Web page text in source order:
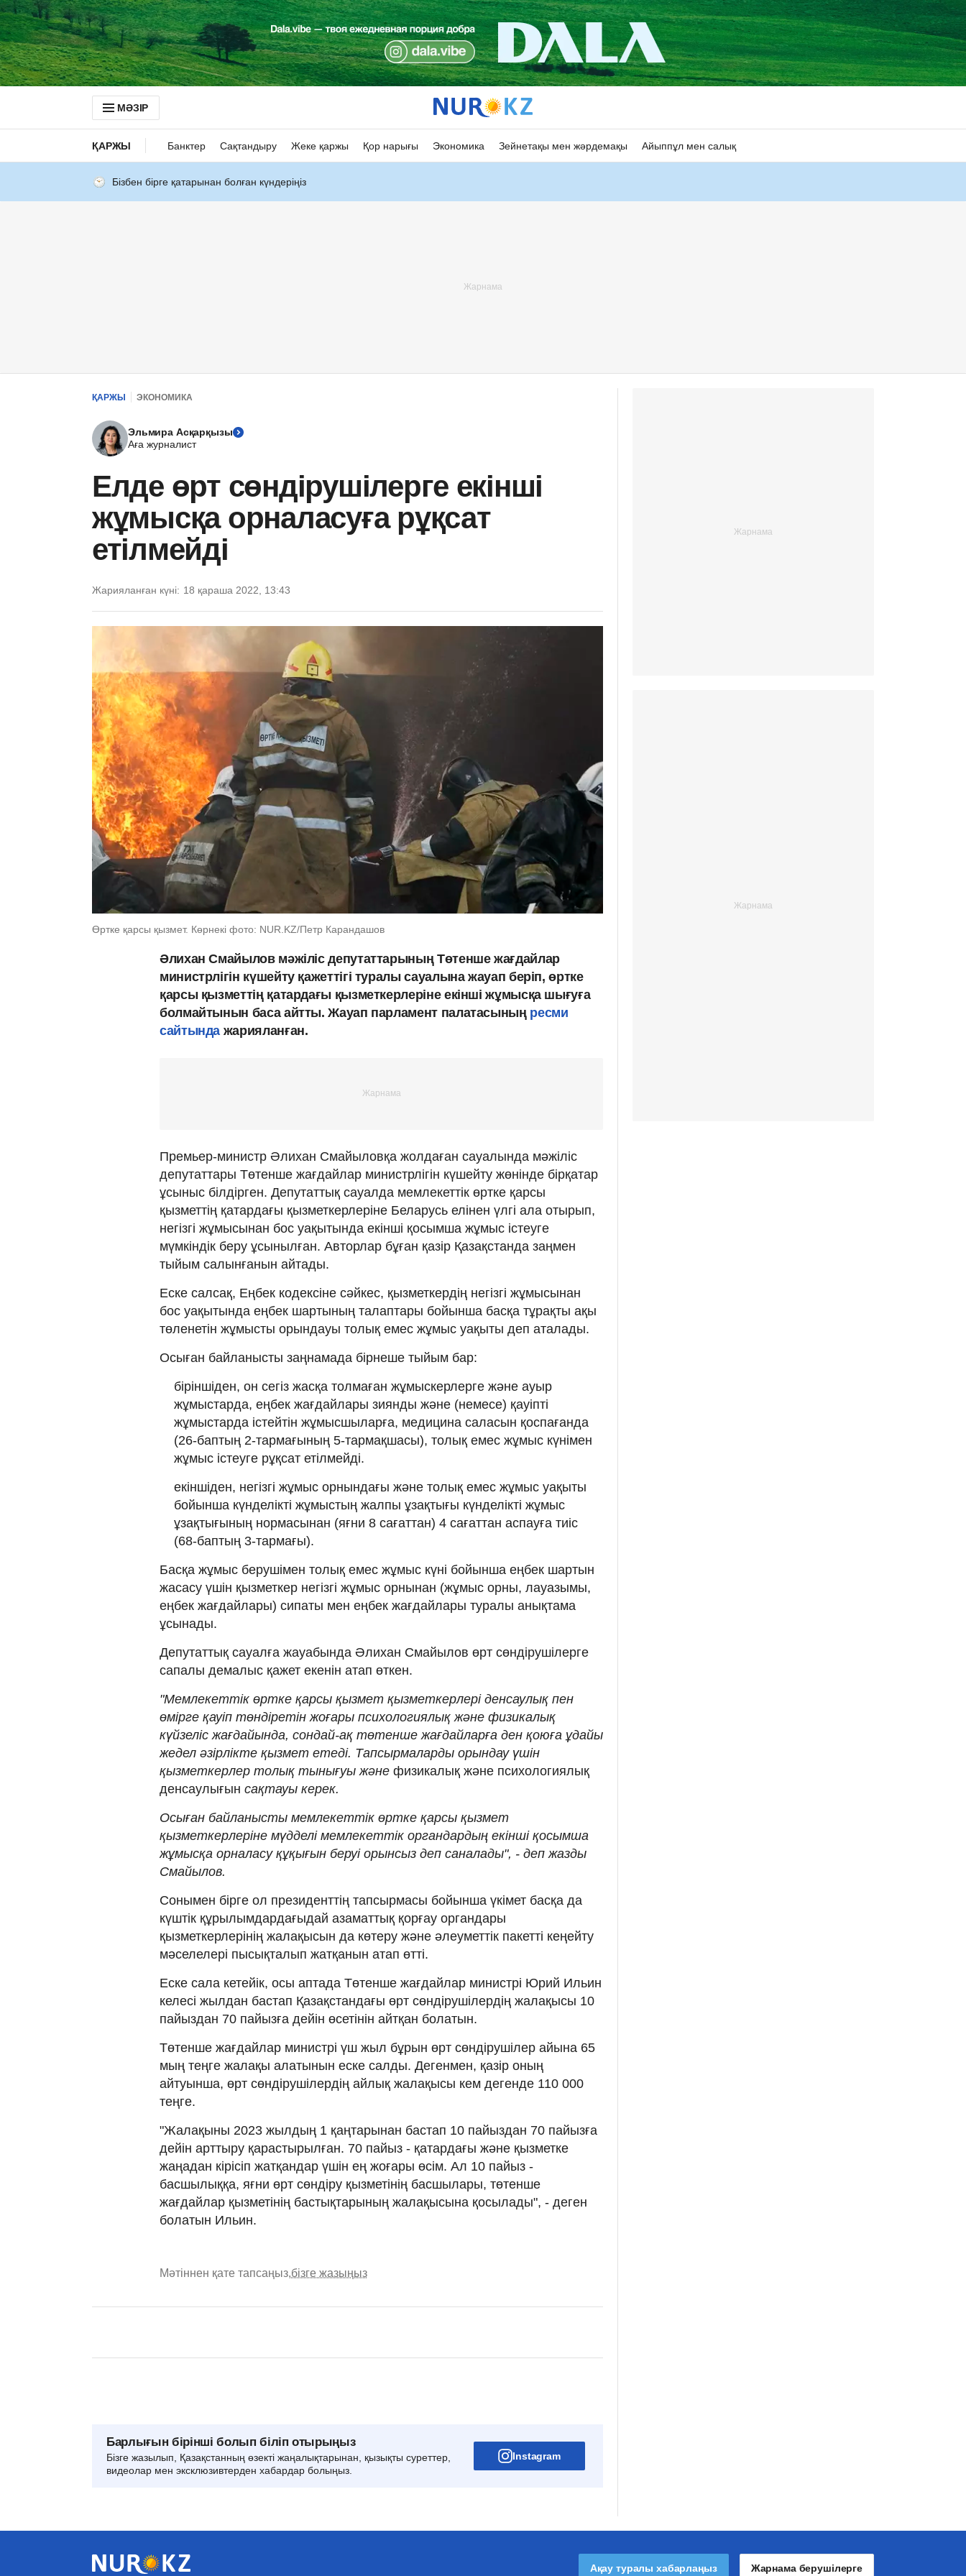
МӘЗІР
ҚАРЖЫ Банктер Сақтандыру Жеке қаржы Қор нарығы Экономика Зейнетақы мен жәрдемақы Айыппұл мен салық
Бізбен бірге қатарынан болған күндеріңіз
ҚАРЖЫ ЭКОНОМИКА
Эльмира Асқарқызы
Аға журналист
Елде өрт сөндірушілерге екінші
жұмысқа орналасуға рұқсат
етілмейді
Жарияланған күні: 18 қараша 2022, 13:43
Өртке қарсы қызмет. Көрнекі фото: NUR.KZ/Петр Карандашов
Әлихан Смайылов мәжіліс депутаттарының Төтенше жағдайлар
министрлігін күшейту қажеттігі туралы сауалына жауап беріп, өртке
қарсы қызметтің қатардағы қызметкерлеріне екінші жұмысқа шығуға
болмайтынын баса айтты. Жауап парламент палатасының ресми
сайтында жарияланған.
Премьер-министр Әлихан Смайыловқа жолдаған сауалында мәжіліс
депутаттары Төтенше жағдайлар министрлігін күшейту жөнінде бірқатар
ұсыныс білдірген. Депутаттық сауалда мемлекеттік өртке қарсы
қызметтің қатардағы қызметкерлеріне Беларусь елінен үлгі ала отырып,
негізгі жұмысынан бос уақытында екінші қосымша жұмыс істеуге
мүмкіндік беру ұсынылған. Авторлар бұған қазір Қазақстанда заңмен
тыйым салынғанын айтады.
Еске салсақ, Еңбек кодексіне сәйкес, қызметкердің негізгі жұмысынан
бос уақытында еңбек шартының талаптары бойынша басқа тұрақты ақы
төленетін жұмысты орындауы толық емес жұмыс уақыты деп аталады.
Осыған байланысты заңнамада бірнеше тыйым бар:
біріншіден, он сегіз жасқа толмаған жұмыскерлерге және ауыр
жұмыстарда, еңбек жағдайлары зиянды және (немесе) қауіпті
жұмыстарда істейтін жұмысшыларға, медицина саласын қоспағанда
(26-баптың 2-тармағының 5-тармақшасы), толық емес жұмыс күнімен
жұмыс істеуге рұқсат етілмейді.
екіншіден, негізгі жұмыс орнындағы және толық емес жұмыс уақыты
бойынша күнделікті жұмыстың жалпы ұзақтығы күнделікті жұмыс
ұзақтығының нормасынан (яғни 8 сағаттан) 4 сағаттан аспауға тиіс
(68-баптың 3-тармағы).
Басқа жұмыс берушімен толық емес жұмыс күні бойынша еңбек шартын
жасасу үшін қызметкер негізгі жұмыс орнынан (жұмыс орны, лауазымы,
еңбек жағдайлары) сипаты мен еңбек жағдайлары туралы анықтама
ұсынады.
Депутаттық сауалға жауабында Әлихан Смайылов өрт сөндірушілерге
сапалы демалыс қажет екенін атап өткен.
"Мемлекеттік өртке қарсы қызмет қызметкерлері денсаулық пен
өмірге қауіп төндіретін жоғары психологиялық және физикалық
күйзеліс жағдайында, сондай-ақ төтенше жағдайларға ден қоюға ұдайы
жедел әзірлікте қызмет етеді. Тапсырмаларды орындау үшін
қызметкерлер толық тынығуы және физикалық және психологиялық
денсаулығын сақтауы керек.
Осыған байланысты мемлекеттік өртке қарсы қызмет
қызметкерлеріне мүдделі мемлекеттік органдардың екінші қосымша
жұмысқа орналасу құқығын беруі орынсыз деп саналады", - деп жазды
Смайылов.
Сонымен бірге ол президенттің тапсырмасы бойынша үкімет басқа да
күштік құрылымдардағыдай азаматтық қорғау органдары
қызметкерлерінің жалақысын да көтеру және әлеуметтік пакетті кеңейту
мәселелері пысықталып жатқанын атап өтті.
Еске сала кетейік, осы аптада Төтенше жағдайлар министрі Юрий Ильин
келесі жылдан бастап Қазақстандағы өрт сөндірушілердің жалақысы 10
пайыздан 70 пайызға дейін өсетінін айтқан болатын.
Төтенше жағдайлар министрі үш жыл бұрын өрт сөндірушілер айына 65
мың теңге жалақы алатынын еске салды. Дегенмен, қазір оның
айтуынша, өрт сөндірушілердің айлық жалақысы кем дегенде 110 000
теңге.
"Жалақыны 2023 жылдың 1 қаңтарынан бастап 10 пайыздан 70 пайызға
дейін арттыру қарастырылған. 70 пайыз - қатардағы және қызметке
жаңадан кірісіп жатқандар үшін ең жоғары өсім. Ал 10 пайыз -
басшылыққа, яғни өрт сөндіру қызметінің басшылары, төтенше
жағдайлар қызметінің бастықтарының жалақысына қосылады", - деген
болатын Ильин.
Мәтіннен қате тапсаңыз,бізге жазыңыз
Барлығын бірінші болып біліп отырыңыз
Бізге жазылып, Қазақстанның өзекті жаңалықтарынан, қызықты суреттер,
видеолар мен эксклюзивтерден хабардар болыңыз.
Instagram
Ақау туралы хабарлаңыз Жарнама берушілерге